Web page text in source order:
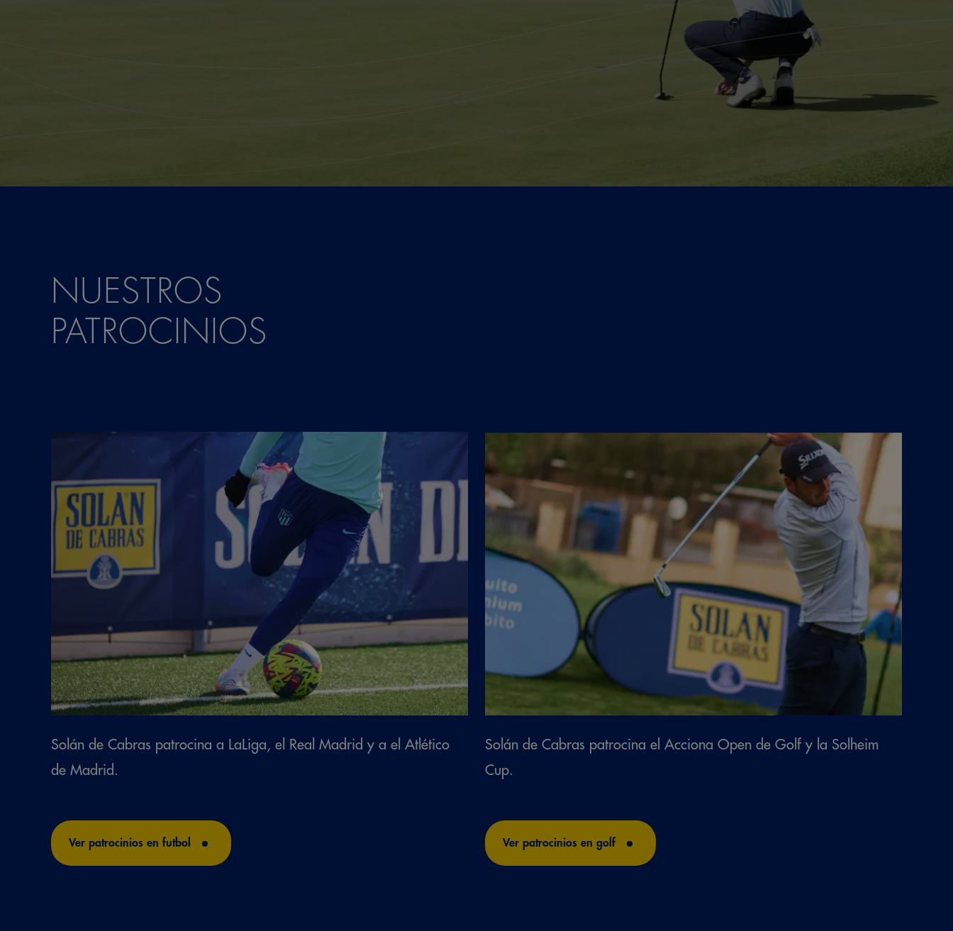
NUESTROS
PATROCINIOS
Solán de Cabras patrocina a LaLiga, el Real Madrid y a el Atlético
de Madrid.
Ver patrocinios en futbol
Solán de Cabras patrocina el Acciona Open de Golf y la Solheim
Cup.
Ver patrocinios en golf